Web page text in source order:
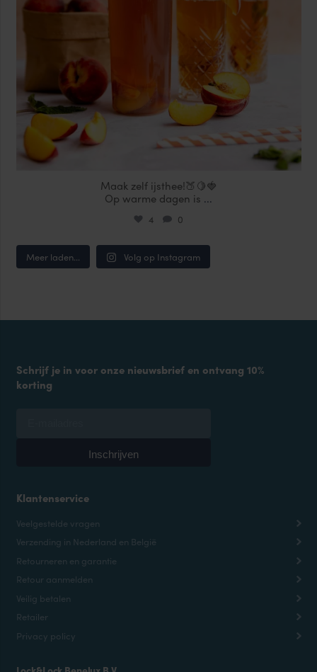
Maak zelf ijsthee!🍑🍋🍓
Op warme dagen is ...
4 0
Meer laden... Volg op Instagram
Klantenservice
Veelgestelde vragen
Verzending in Nederland en België
Retourneren en garantie
Retour aanmelden
Veilig betalen
Retailer
Privacy policy
Schrijf je in voor onze nieuwsbrief en ontvang 10%
korting